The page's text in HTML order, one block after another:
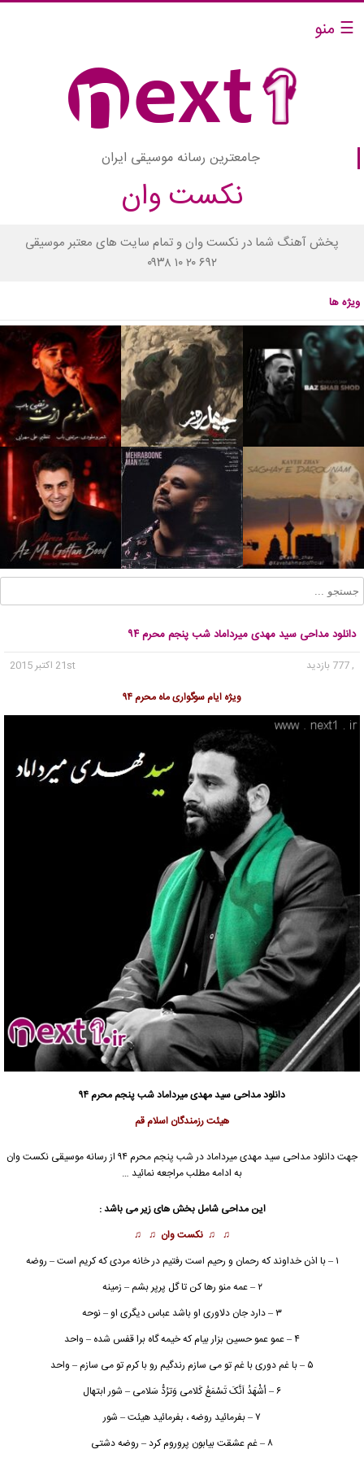
☰ منو
جامعترین رسانه موسیقی ایران
نکست وان
پخش آهنگ شما در نکست وان و تمام سایت های معتبر موسیقی
۰۹۳۸ ۱۰ ۲۰ ۶۹۲
ویژه ها
دانلود مداحی سید مهدی میرداماد شب پنجم محرم ۹۴
, 777 بازدید
21st اکتبر 2015
ویژه ایام سوگواری ماه محرم ۹۴
دانلود مداحی سید مهدی میرداماد شب پنجم محرم ۹۴
هیئت رزمندگان اسلام قم
جهت دانلود مداحی سید مهدی میرداماد
در شب پنجم محرم ۹۴ از رسانه موسیقی نکست وان
به ادامه مطلب مراجعه نمائید …
این مداحی شامل بخش های زیر می باشد :
♫ ♫ نکست وان ♫ ♫
۱ – با اذن خداوند که رحمان و رحیم است رفتیم در خانه مردی که کریم است – روضه
۲ – عمه منو رها کن تا گل پرپر بشم – زمینه
۳ – دارد جان دلاوری او باشد عباس دیگری او – نوحه
۴ – عمو عمو حسین بزار بیام که خیمه گاه برا قفس شده – واحد
۵ – با غم دوری با غم تو می سازم رندگیم رو با کرم تو می سازم – واحد
۶ – أشْهَدُ اَنَّکَ تَسْمَعُ کَلامى وَترُدُّ سَلامى – شور ابتهال
۷ – بفرمائید روضه ، بفرمائید هیئت – شور
۸ – غم عشقت بیابون پروروم کرد – روضه دشتی